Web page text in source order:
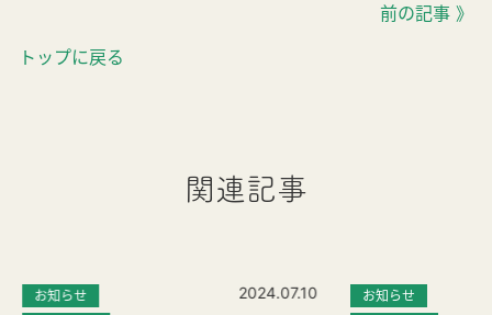
トップに戻る
前の記事 》
関連記事
お知らせ
2024.07.10
お知らせ